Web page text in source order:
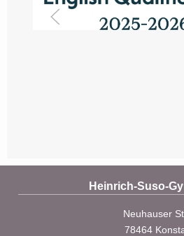
Heinrich-Suso-
Neuhauser
78464